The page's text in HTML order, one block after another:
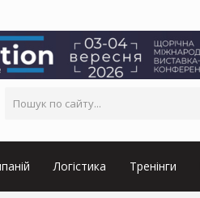
Логістика Тренінги